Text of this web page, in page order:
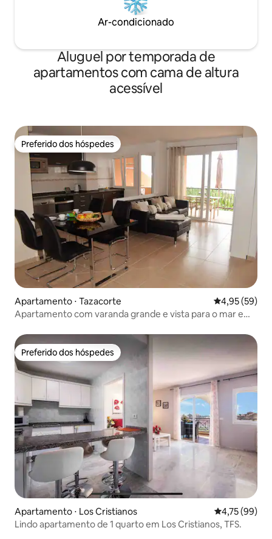
Ar-condicionado
Aluguel por temporada de
apartamentos com cama de altura
acessível
Preferido dos hóspedes
Preferido dos hóspedes
Apartamento ⋅ Tazacorte 4,95 de uma
4,95 (59)
Apartamento com varanda grande e vista para o mar em
Preferido dos hóspedes
Preferido dos hóspedes
Apartamento ⋅ Los Cristianos 4,75 de uma
4,75 (99)
Lindo apartamento de 1 quarto em Los Cristianos, TFS.